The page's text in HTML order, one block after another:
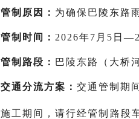
管制原因： 为确保巴陵东路
管制时间： 2026年7月5日
管制路段： 巴陵东路（大桥
交通分流方案： 交通管制期
施工期间，请行经管制路段